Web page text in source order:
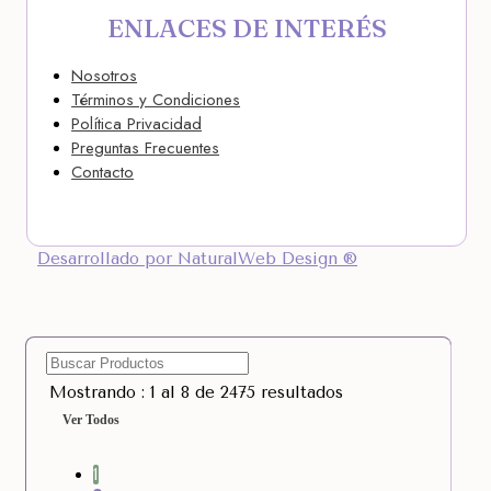
ENLACES DE INTERÉS
Nosotros
Términos y Condiciones
Política Privacidad
Preguntas Frecuentes
Contacto
Desarrollado por NaturalWeb Design ®
Mostrando : 1 al 8 de 2475 resultados
Ver Todos
1